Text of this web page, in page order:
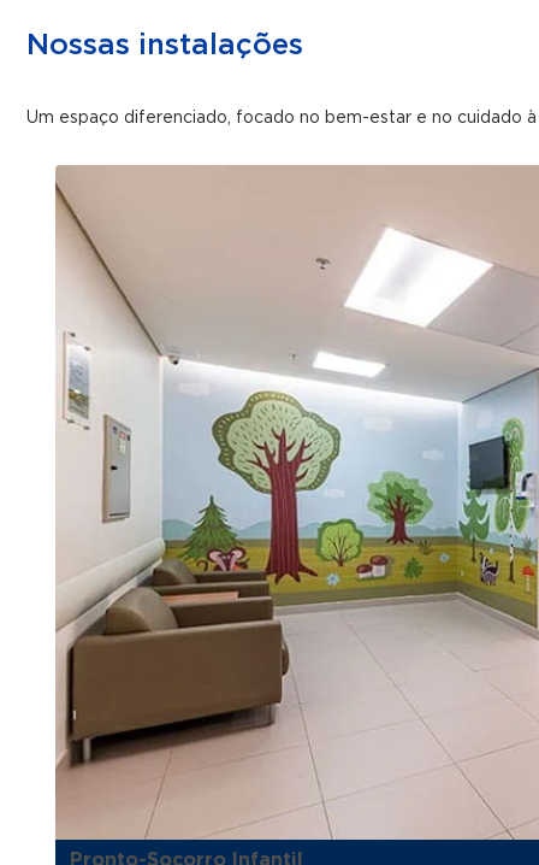
Nossas instalações
Um espaço diferenciado, focado no bem-estar e no cuidado à
Pronto-Socorro Infantil